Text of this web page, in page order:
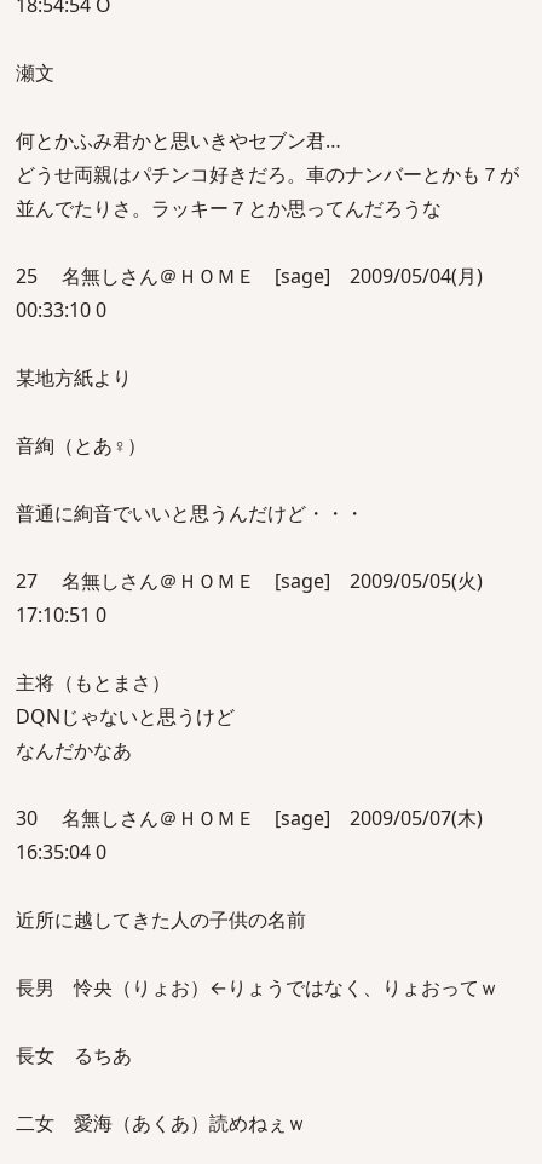
瀬文
何とかふみ君かと思いきやセブン君…
どうせ両親はパチンコ好きだろ。車のナンバーとかも７が
並んでたりさ。ラッキー７とか思ってんだろうな
25 名無しさん＠ＨＯＭＥ [sage] 2009/05/04(月)
00:33:10 0
某地方紙より
音絢（とあ♀）
普通に絢音でいいと思うんだけど・・・
27 名無しさん＠ＨＯＭＥ [sage] 2009/05/05(火)
17:10:51 0
主将（もとまさ）
DQNじゃないと思うけど
なんだかなあ
30 名無しさん＠ＨＯＭＥ [sage] 2009/05/07(木)
16:35:04 0
近所に越してきた人の子供の名前
長男 怜央（りょお）←りょうではなく、りょおってｗ
長女 るちあ
二女 愛海（あくあ）読めねぇｗ